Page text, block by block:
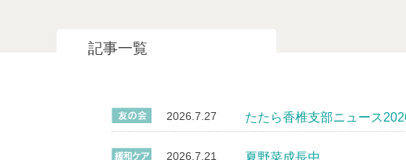
記事一覧
2026.7.27 たたら香椎支部ニュース
2026.7.21 夏野菜成長中